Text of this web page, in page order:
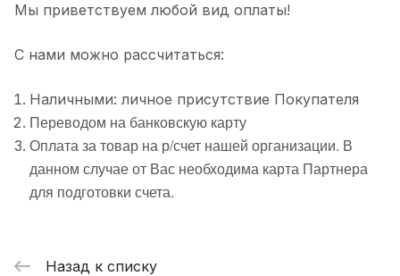
Мы приветствуем любой вид оплаты!
С нами можно рассчитаться:
Наличными: личное присутствие Покупателя
Переводом на банковскую карту
Оплата за товар на р/счет нашей организации. В
данном случае от Вас необходима карта Партнера
для подготовки счета.
Назад к списку